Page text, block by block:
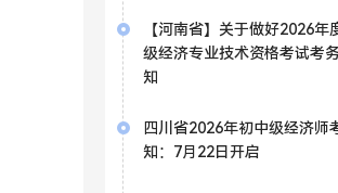
【河南省】关于做好2026年
级经济专业技术资格考试考
知
四川省2026年初中级经济师
知：7月22日开启